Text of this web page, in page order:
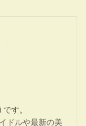
す。
ドルや最新の美